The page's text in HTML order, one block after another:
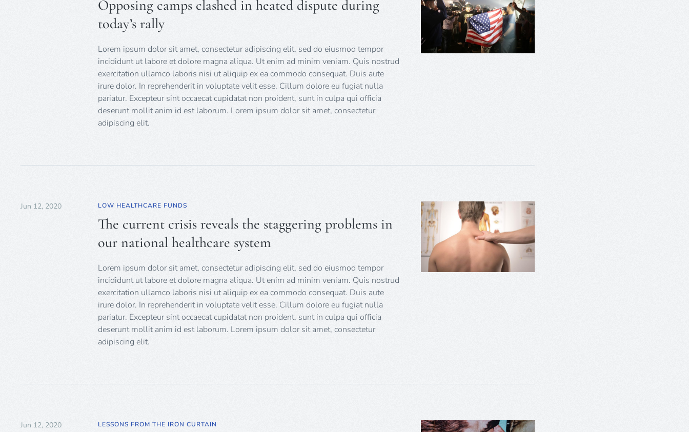
Opposing camps clashed in heated dispute during
today’s rally
Lorem ipsum dolor sit amet, consectetur adipiscing elit, sed do eiusmod tempor
incididunt ut labore et dolore magna aliqua. Ut enim ad minim veniam. Quis nostrud
exercitation ullamco laboris nisi ut aliquip ex ea commodo consequat. Duis aute
irure dolor. In reprehenderit in voluptate velit esse. Cillum dolore eu fugiat nulla
pariatur. Excepteur sint occaecat cupidatat non proident, sunt in culpa qui officia
deserunt mollit anim id est laborum. Lorem ipsum dolor sit amet, consectetur
adipiscing elit.
Jun 12, 2020 LOW HEALTHCARE FUNDS
The current crisis reveals the staggering problems in
our national healthcare system
Lorem ipsum dolor sit amet, consectetur adipiscing elit, sed do eiusmod tempor
incididunt ut labore et dolore magna aliqua. Ut enim ad minim veniam. Quis nostrud
exercitation ullamco laboris nisi ut aliquip ex ea commodo consequat. Duis aute
irure dolor. In reprehenderit in voluptate velit esse. Cillum dolore eu fugiat nulla
pariatur. Excepteur sint occaecat cupidatat non proident, sunt in culpa qui officia
deserunt mollit anim id est laborum. Lorem ipsum dolor sit amet, consectetur
adipiscing elit.
Jun 12, 2020 LESSONS FROM THE IRON CURTAIN